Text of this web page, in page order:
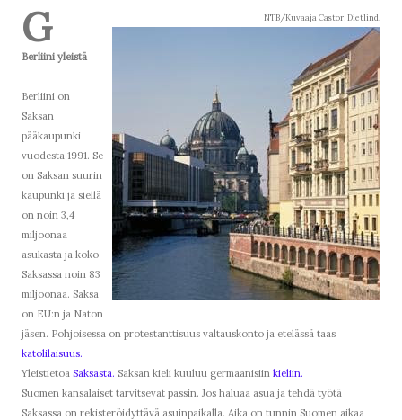
G NTB/Kuvaaja Castor, Dietlind.
Berliini yleistä
Berliini on
Saksan
pääkaupunki
vuodesta 1991. Se
on Saksan suurin
kaupunki ja siellä
on noin 3,4
miljoonaa
asukasta ja koko
Saksassa noin 83
miljoonaa. Saksa
on EU:n ja Naton
jäsen. Pohjoisessa on protestanttisuus valtauskonto ja etelässä taas
katolilaisuus.
Yleistietoa Saksasta. Saksan kieli kuuluu germaanisiin kieliin.
Suomen kansalaiset tarvitsevat passin. Jos haluaa asua ja tehdä työtä
Saksassa on rekisteröidyttävä asuinpaikalla. Aika on tunnin Suomen aikaa